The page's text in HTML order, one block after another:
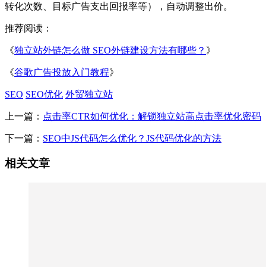
转化次数、目标广告支出回报率等），自动调整出价。
推荐阅读：
《独立站外链怎么做 SEO外链建设方法有哪些？ 》
《谷歌广告投放入门教程》
SEO SEO优化 外贸独立站
上一篇： 点击率CTR如何优化：解锁独立站高点击率优化密码
下一篇： SEO中JS代码怎么优化？JS代码优化的方法
相关文章